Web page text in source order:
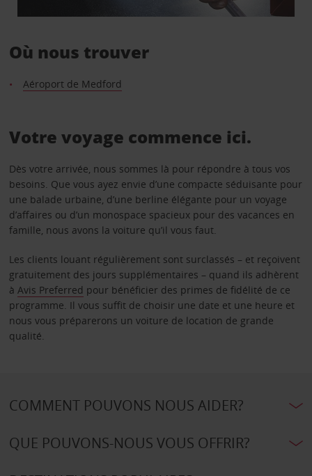
Où nous trouver
Aéroport de Medford
Votre voyage commence ici.
Dès votre arrivée, nous sommes là pour répondre à tous vos
besoins. Que vous ayez envie d’une compacte séduisante pour
une balade urbaine, d’une berline élégante pour un voyage
d’affaires ou d’un monospace spacieux pour des vacances en
famille, nous avons la voiture qu’il vous faut.
Les clients louant régulièrement sont surclassés – et reçoivent
gratuitement des jours supplémentaires – quand ils adhèrent
à Avis Preferred pour bénéficier des primes de fidélité de ce
programme. Il vous suffit de choisir une date et une heure et
nous vous préparerons un voiture de location de grande
qualité.
COMMENT POUVONS NOUS AIDER?
QUE POUVONS-NOUS VOUS OFFRIR?